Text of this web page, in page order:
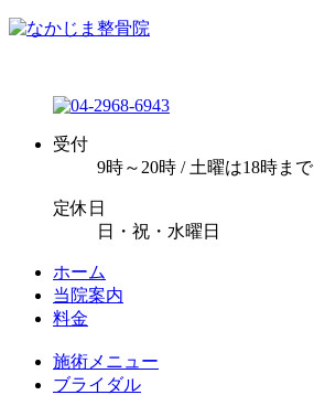
受付
9時～20時 / 土曜は18時まで
定休日
日・祝・水曜日
ホーム
当院案内
料金
施術メニュー
ブライダル